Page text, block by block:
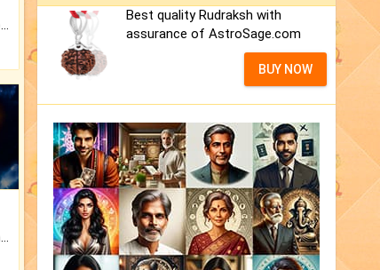
Best quality Rudraksh with
assurance of AstroSage.com
BUY NOW